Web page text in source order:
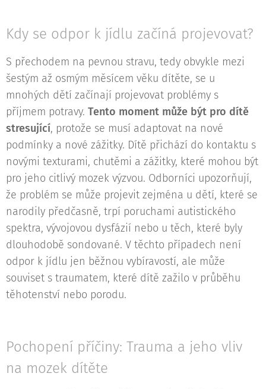
Kdy se odpor k jídlu začíná projevovat?
S přechodem na pevnou stravu, tedy obvykle mezi
šestým až osmým měsícem věku dítěte, se u
mnohých dětí začínají projevovat problémy s
příjmem potravy. Tento moment může být pro dítě
stresující, protože se musí adaptovat na nové
podmínky a nové zážitky. Dítě přichází do kontaktu s
novými texturami, chutěmi a zážitky, které mohou být
pro jeho citlivý mozek výzvou. Odborníci upozorňují,
že problém se může projevit zejména u dětí, které se
narodily předčasně, trpí poruchami autistického
spektra, vývojovou dysfázií nebo u těch, které byly
dlouhodobě sondované. V těchto případech není
odpor k jídlu jen běžnou vybíravostí, ale může
souviset s traumatem, které dítě zažilo v průběhu
těhotenství nebo porodu.
Pochopení příčiny: Trauma a jeho vliv
na mozek dítěte